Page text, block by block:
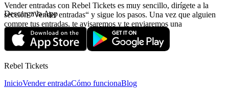
Vender entradas con Rebel Tickets es muy sencillo, dirígete a la
sección “Vender entradas“ y sigue los pasos. Una vez que alguien
compre tus entradas, te avisaremos y te enviaremos una
confirmación con la información relativa al pago.
Descarga la App
Rebel Tickets
InicioVender entradaCómo funcionaBlog